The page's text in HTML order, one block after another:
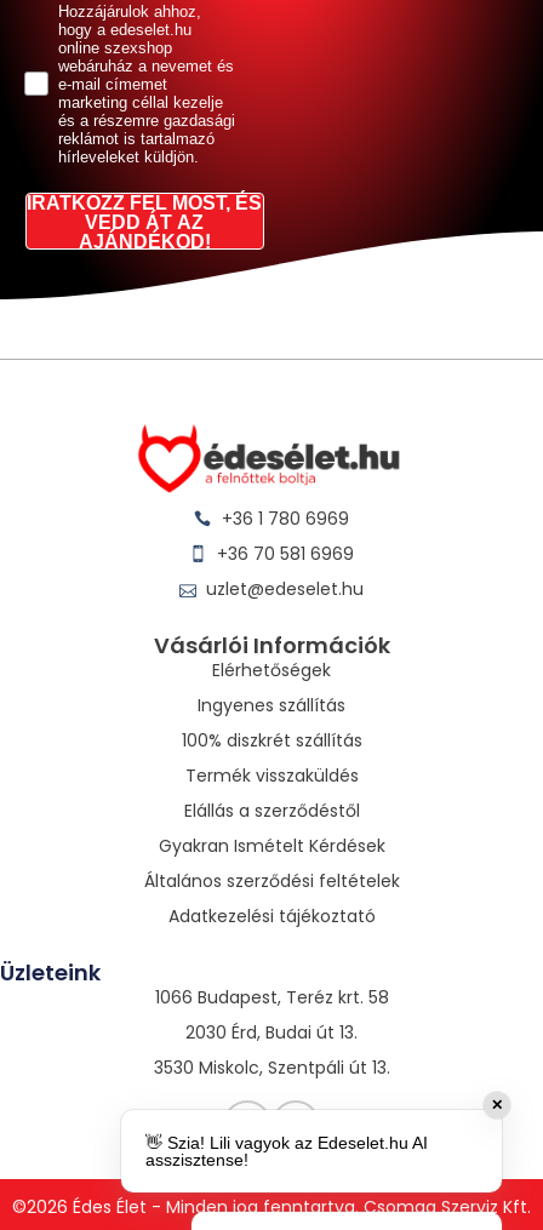
GDPRHozzájárulok ahhoz,
hogy a edeselet.hu
online szexshop
webáruház a nevemet és
e-mail címemet
marketing céllal kezelje
és a részemre gazdasági
reklámot is tartalmazó
hírleveleket küldjön.
IRATKOZZ FEL MOST, ÉS
VEDD ÁT AZ
AJÁNDÉKOD!
+36 1 780 6969
+36 70 581 6969
uzlet@edeselet.hu
Vásárlói Információk
Elérhetőségek
Ingyenes szállítás
100% diszkrét szállítás
Termék visszaküldés
Elállás a szerződéstől
Gyakran Ismételt Kérdések
Általános szerződési feltételek
Adatkezelési tájékoztató
Üzleteink
1066 Budapest, Teréz krt. 58
2030 Érd, Budai út 13.
3530 Miskolc, Szentpáli út 13.
©2026 Édes Élet - Minden jog fenntartva. Csomag Szerviz Kft.
✕
👋 Szia! Lili vagyok az Edeselet.hu AI
asszisztense!